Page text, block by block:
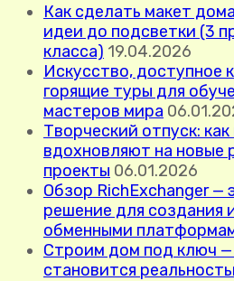
Как сделать макет
идеи до подсветки (3
класса) 19.04.2026
Искусство, доступное
горящие туры для
мастеров мира
Творческий отпуск:
вдохновляют на новые
проекты 06.01.2026
Обзор RichExchanger —
решение для создания
обменными
Строим дом под ключ
становится